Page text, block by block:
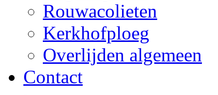
Rouwacolieten
Kerkhofploeg
Overlijden algemeen
Contact